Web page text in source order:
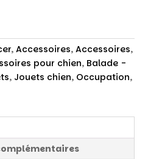
, Accessoires, Accessoires,
pour chien, Balade -
, Jouets chien, Occupation,